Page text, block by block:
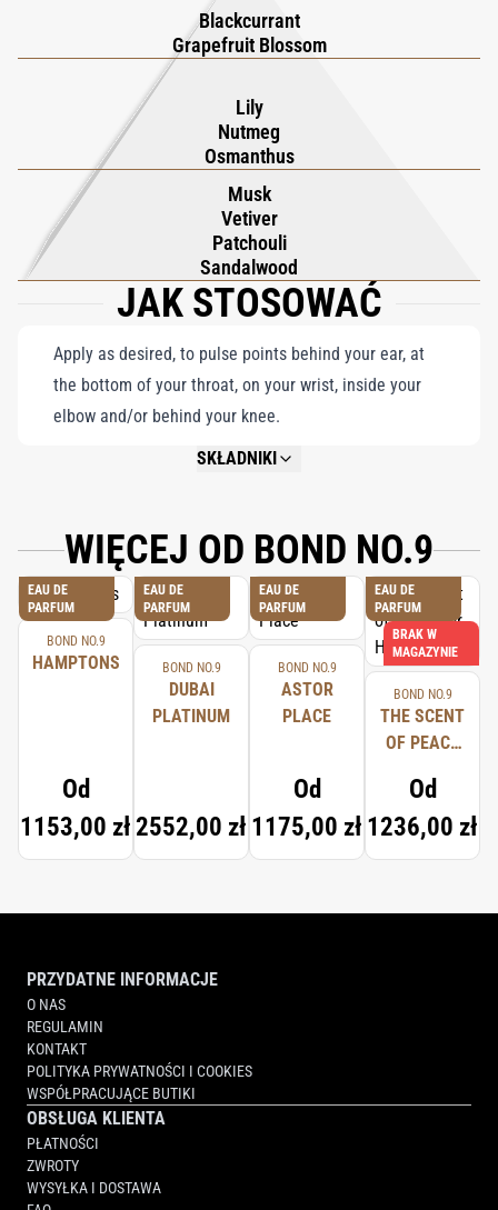
sandałowego i dymnej wetywerii — tworząc uwodzicielskie
połączenie słodyczy i przypraw, które pozostaje na skórze
niczym ostatni akord broadwayowskiej ballady. Zamknięty w
efektownym flakonie w kształcie gwiazdy, ten kolekcjonerski
zapach zachwyca nie tylko wizualnie, ale i swoją wyrazistą aurą
zapachową, będąc częścią nieustannie rozwijającej się kolekcji
inspirowanej rytmem miasta. Off Broadway to coś więcej niż
perfumy — to zapachowa owacja na stojąco, stworzona dla tych,
którzy kochają być w centrum uwagi i noszą w sobie
niepowstrzymanego ducha Nowego Jorku. Niezależnie od tego,
czy jesteś na głównej scenie, czy po prostu odkrywasz swoją
wewnętrzną gwiazdę, ten zapach jest Twoim biletem do świata
dramatyzmu, energii i niezapomnianego stylu.
Blackcurrant
Grapefruit Blossom
Lily
Nutmeg
Osmanthus
Musk
Vetiver
Patchouli
Sandalwood
JAK STOSOWAĆ
Apply as desired, to pulse points behind your ear, at
the bottom of your throat, on your wrist, inside your
elbow and/or behind your knee.
SKŁADNIKI
WIĘCEJ OD BOND NO.9
EAU DE
PARFUM
BOND NO.9
HAMPTONS
Od
1153,00 zł
EAU DE
PARFUM
BOND NO.9
DUBAI
PLATINUM
2552,00 zł
EAU DE
PARFUM
BOND NO.9
ASTOR
PLACE
Od
1175,00 zł
EAU DE
PARFUM
BRAK W
MAGAZYNIE
BOND NO.9
THE SCENT
OF PEACE
Od
1236,00 zł
PRZYDATNE INFORMACJE
O NAS
REGULAMIN
KONTAKT
POLITYKA PRYWATNOŚCI I COOKIES
WSPÓŁPRACUJĄCE BUTIKI
OBSŁUGA KLIENTA
PŁATNOŚCI
ZWROTY
WYSYŁKA I DOSTAWA